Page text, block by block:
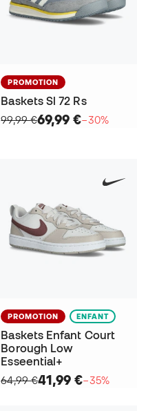
PROMOTION
Baskets Sl 72 Rs
99,99 €69,99 €−30%
PROMOTION ENFANT
Baskets Enfant Court
Borough Low
Esseential+
64,99 €41,99 €−35%